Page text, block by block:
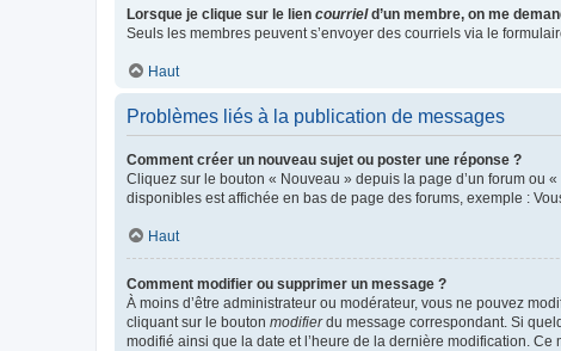
Lorsque je clique sur le lien courrield’un membre, on me
Seuls les membres peuvent s’envoyer des courriels via le
Haut
Problèmes liés à la publication de messages
Comment créer un nouveau sujet ou poster une réponse ?
Cliquez sur le bouton « Nouveau » depuis la page d’un forum ou
disponibles est affichée en bas de page des forums, exemple :
Haut
Comment modifier ou supprimer un message ?
À moins d’être administrateur ou modérateur, vous ne pouvez
cliquant sur le bouton modifierdu message correspondant. Si
modifié ainsi que la date et l’heure de la dernière modification.